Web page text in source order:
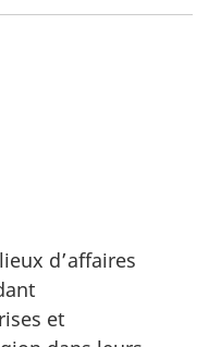
d’affaires
et